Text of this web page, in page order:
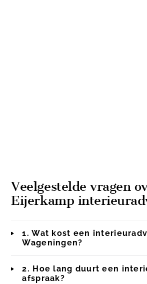
Veelgestelde vragen
Eijerkamp
1. Wat kost een
Wageningen?
2. Hoe lang duurt een
afspraak?